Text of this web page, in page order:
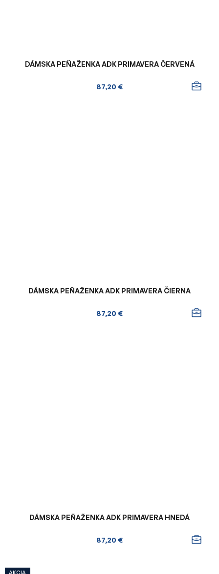
DÁMSKA PEŇAŽENKA ADK PRIMAVERA ČERVENÁ
87,20 €
DÁMSKA PEŇAŽENKA ADK PRIMAVERA ČIERNA
87,20 €
DÁMSKA PEŇAŽENKA ADK PRIMAVERA HNEDÁ
87,20 €
AKCIA